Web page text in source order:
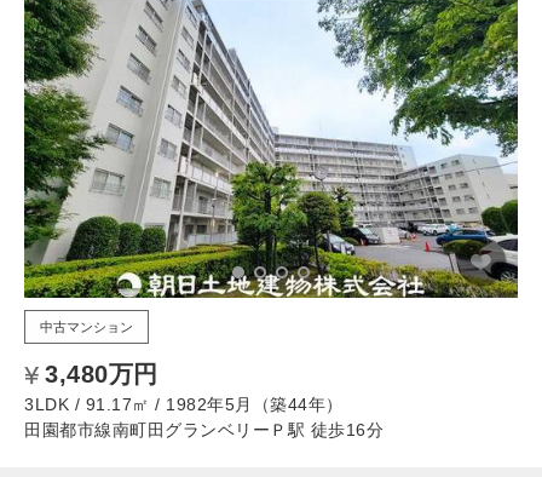
中古マンション
3,480万円
3LDK / 91.17㎡ / 1982年5月（築44年）
田園都市線南町田グランベリーＰ駅 徒歩16分